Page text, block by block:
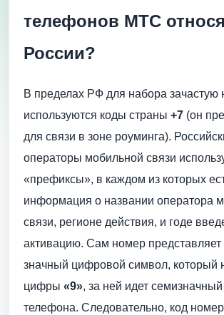
телефонов МТС
России?
В пределах РФ для набора зачастую
используются коды страны +7 (он
для связи в зоне роуминга).
операторы мобильной связи
«префиксы», в каждом из которых
информация о названии оператора
связи, регионе действия, и годе
активацию. Сам номер представляет
значный цифровой символ, который
цифры «9», за ней идет
телефона. Следовательно, код